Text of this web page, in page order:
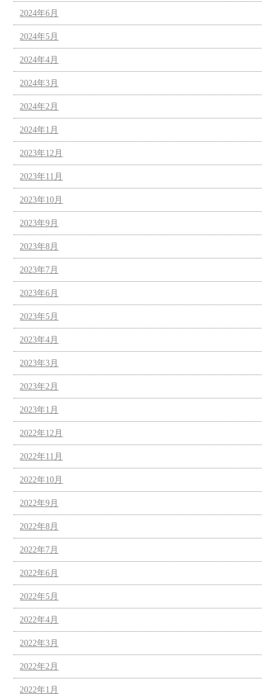
2024年6月
2024年5月
2024年4月
2024年3月
2024年2月
2024年1月
2023年12月
2023年11月
2023年10月
2023年9月
2023年8月
2023年7月
2023年6月
2023年5月
2023年4月
2023年3月
2023年2月
2023年1月
2022年12月
2022年11月
2022年10月
2022年9月
2022年8月
2022年7月
2022年6月
2022年5月
2022年4月
2022年3月
2022年2月
2022年1月